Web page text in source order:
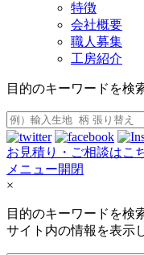
特徴
会社概要
職人募集
工房紹介
目的のキーワードを検
お見積り・ご相談はこ
メニュー開閉
×
目的のキーワードを検
サイト内の情報を表示